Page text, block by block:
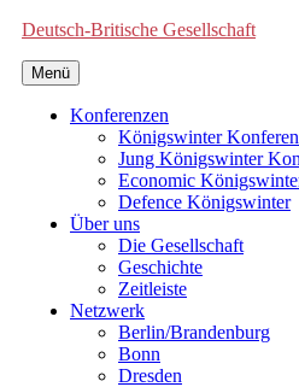
Deutsch-Britische Gesellschaft
Menü
Konferenzen
Königswinter
Jung Königswinter
Economic
Defence Königswinter
Über uns
Die Gesellschaft
Geschichte
Zeitleiste
Netzwerk
Berlin/Brandenburg
Bonn
Dresden